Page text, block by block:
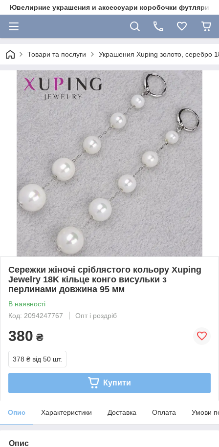
Ювелирние украшения и аксессуари коробочки футляри
Товари та послуги Украшения Xuping золото, серебро
Сережки жіночі сріблястого кольору Xuping
Jewelry 18K кільце конго висульки з
перлинами довжина 95 мм
В наявності
Код: 2094247767
Опт і роздріб
380 ₴
378 ₴ від 50 шт.
Купити
Опис Характеристики Доставка Оплата Умови
Опис